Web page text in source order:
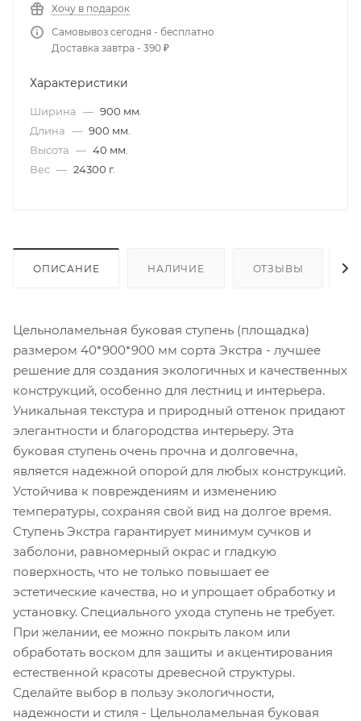
Хочу в подарок
Самовывоз сегодня - бесплатно
Доставка завтра - 390 ₽
Характеристики
Ширина — 900 мм.
Длина — 900 мм.
Высота — 40 мм.
Вес — 24300 г.
ОПИСАНИЕ НАЛИЧИЕ ОТЗЫВЫ
Цельноламельная буковая ступень (площадка)
размером 40*900*900 мм сорта Экстра - лучшее
решение для создания экологичных и качественных
конструкций, особенно для лестниц и интерьера.
Уникальная текстура и природный оттенок придают
элегантности и благородства интерьеру. Эта
буковая ступень очень прочна и долговечна,
является надежной опорой для любых конструкций.
Устойчива к повреждениям и изменению
температуры, сохраняя свой вид на долгое время.
Ступень Экстра гарантирует минимум сучков и
заболони, равномерный окрас и гладкую
поверхность, что не только повышает ее
эстетические качества, но и упрощает обработку и
установку. Специального ухода ступень не требует.
При желании, ее можно покрыть лаком или
обработать воском для защиты и акцентирования
естественной красоты древесной структуры.
Сделайте выбор в пользу экологичности,
надежности и стиля - Цельноламельная буковая